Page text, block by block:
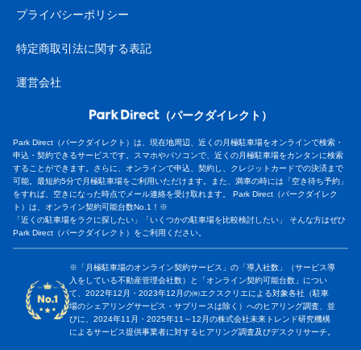
プライバシーポリシー
特定商取引法に関する表記
運営会社
（パークダイレクト）
Park Direct（パークダイレクト）は、現在地周辺、近くの月極駐車場をオンラインで検索・
申込・契約できるサービスです。スマホやパソコンで、近くの月極駐車場をカンタンに検索
することができます。さらに、オンラインで申込、契約し、クレジットカードでの決済まで
可能。最短約5分で月極駐車場をご利用いただけます。また、満車の時には「空き待ち予約」
をすれば、空きになった時点でメール連絡を受け取れます。 Park Direct（パークダイレク
ト）は、オンライン契約可能台数No.1！※
「近くの駐車場をラクに探したい」「いくつかの駐車場を比較検討したい」 そんな方はぜひ
Park Direct（パークダイレクト）をご利用ください。
※「月極駐車場のオンライン契約サービス」の「導入社数」（サービス導
入をしている不動産管理会社数）と「オンライン契約可能台数」につい
て、2022年12月・2023年12月の㈱エクスクリエによる対象各社（駐車
場のシェアリングサービス・サブリースは除く）へのヒアリング調査、並
びに、2024年11月・2025年11～12月の株式会社未来トレンド研究機構
によるサービス提供事業者に対するヒアリング調査及びデスクリサーチ。